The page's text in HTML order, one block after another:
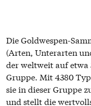
Die Goldwespen-
(Arten, Unterarten
der weltweit auf etwa
Gruppe. Mit 4380
sie in dieser Gruppe
und stellt die